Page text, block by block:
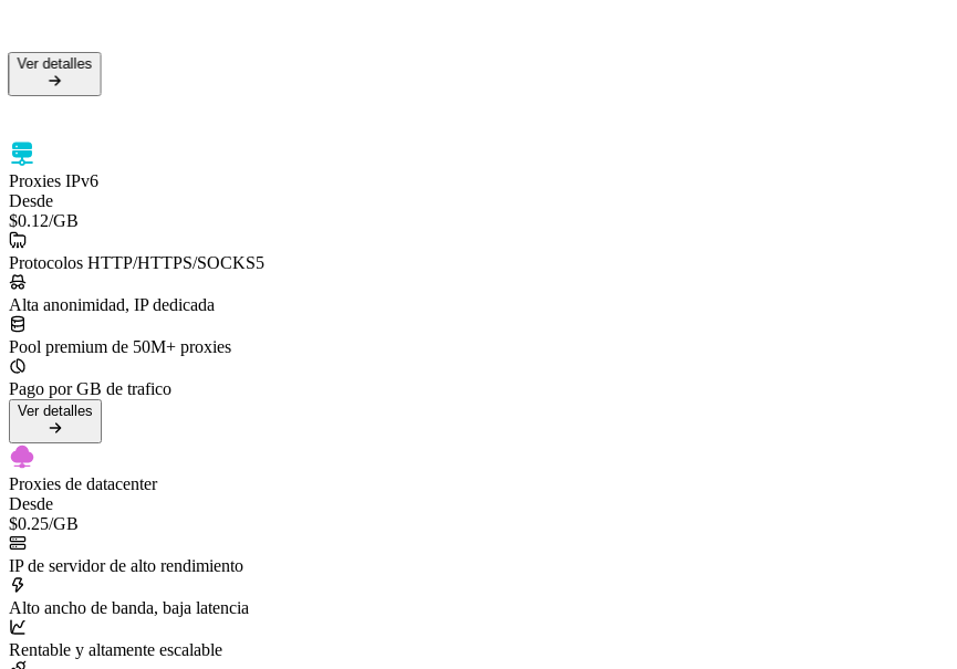
Ver detalles
Proxies IPv6
Desde
$0.12/GB
Protocolos HTTP/HTTPS/SOCKS5
Alta anonimidad, IP dedicada
Pool premium de 50M+ proxies
Pago por GB de trafico
Ver detalles
Proxies de datacenter
Desde
$0.25/GB
IP de servidor de alto rendimiento
Alto ancho de banda, baja latencia
Rentable y altamente escalable